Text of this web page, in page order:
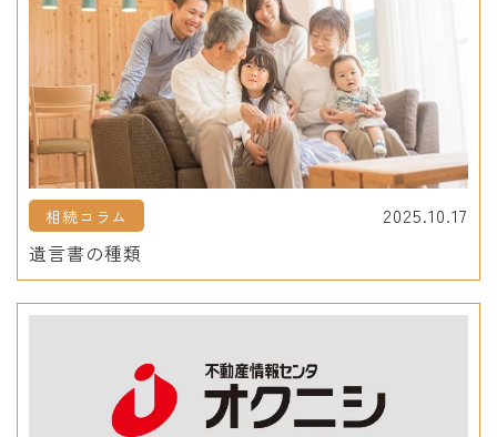
相続コラム
2025.10.17
遺言書の種類